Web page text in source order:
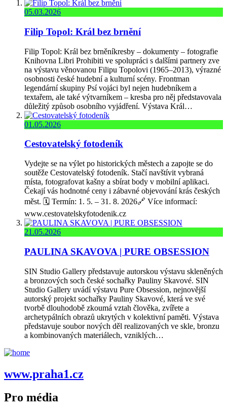
05.03.2026
Filip Topol: Král bez brnění
Filip Topol: Král bez brněníkresby – dokumenty – fotografie
Knihovna Libri Prohibiti ve spolupráci s dalšími partnery zve
na výstavu věnovanou Filipu Topolovi (1965–2013), výrazné
osobnosti české hudební a kulturní scény. Frontman
legendární skupiny Psí vojáci byl nejen hudebníkem a
textařem, ale také výtvarníkem – kresba pro něj představovala
důležitý způsob osobního vyjádření. Výstava Král…
01.05.2026
Cestovatelský fotodeník
Vydejte se na výlet po historických městech a zapojte se do
soutěže Cestovatelský fotodeník. Stačí navštívit vybraná
místa, fotografovat kašny a sbírat body v mobilní aplikaci.
Čekají vás hodnotné ceny i zábavné objevování krás českých
měst. 🗓️ Termín: 1. 5. – 31. 8. 2026🔗 Více informací:
www.cestovatelskyfotodenik.cz
21.05.2026
PAULINA SKAVOVA | PURE OBSESSION
SIN Studio Gallery představuje autorskou výstavu skleněných
a bronzových soch české sochařky Pauliny Skavové. SIN
Studio Gallery uvádí výstavu Pure Obsession, nejnovější
autorský projekt sochařky Pauliny Skavové, která ve své
tvorbě dlouhodobě zkoumá vztah člověka, zvířete a
archetypálních obrazů ukrytých v kolektivní paměti. Výstava
představuje soubor nových děl realizovaných ve skle, bronzu
a kombinovaných materiálech, vzniklých…
www.praha1.cz
Pro média